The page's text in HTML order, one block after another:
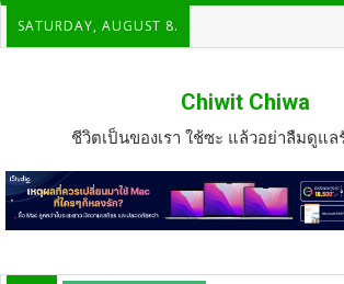
SATURDAY, AUGUST 8.
Chiwit Chiwa
ชีวิตเป็นของเรา ใช้ซะ แล้วอย่าลืมดูแ